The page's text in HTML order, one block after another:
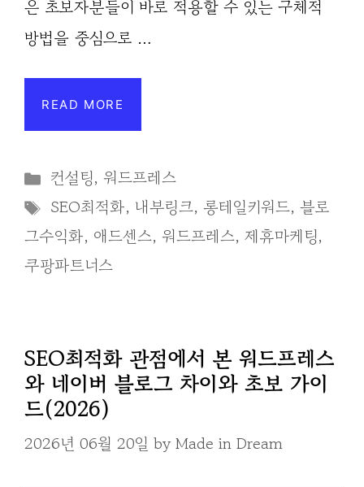
은 초보자분들이 바로 적용할 수 있는 구체적
방법을 중심으로 …
READ MORE
Categories
컨설팅, 워드프레스
Tags
SEO최적화, 내부링크, 롱테일키워드, 블로
그수익화, 애드센스, 워드프레스, 제휴마케팅,
쿠팡파트너스
SEO최적화 관점에서 본 워드프레스
와 네이버 블로그 차이와 초보 가이
드(2026)
2026년 06월 20일 by Made in Dream